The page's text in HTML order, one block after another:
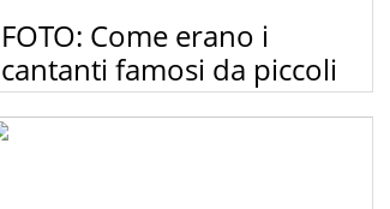
FOTO: Come erano i
cantanti famosi da piccoli
internazionale da bambini. Li riconoscete?